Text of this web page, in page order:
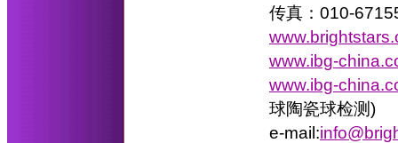
传真：010-
www.ibg-
www.ibg-
球陶瓷球检测)
e-mail: